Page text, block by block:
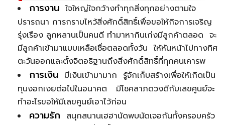
การงาน ใจใหญ่ใจกว้างทำทุกสิ่งทุกอย่างตามใจ
ปรารถนา การกราบไหว้สิ่งศักดิ์สิทธิ์เพื่อขอให้กิจการเจริญ
รุ่งเรือง ลูกหลานเป็นคนดี ทำมาหากินเก่งมีลูกค้าตลอด จะ
มีลูกค้าเข้ามาแบบเหลือเชื่อตลอดทั้งวัน ให้หันหน้าไปทางทิศ
ตะวันออกและตั้งจิตอธิฐานถึงสิ่งศักดิ์สิทธิ์ที่ทุกคนเคารพ
การเงิน มีเงินเข้ามามาก รู้จักเก็บสร้างเพื่อให้เกิดเป็น
ทุนงอกเงยต่อไปในอนาคต มีโชคลาภดวงดีกับเลขศูนย์จะ
ทำอะไรขอให้มีเลขศูนย์เอาไว้ก่อน
ความรัก สนุกสนานเฮฮานัดพบนัดเจอกันทั้งครอบครัว